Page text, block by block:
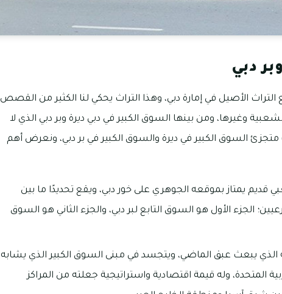
دبي
الأصيل في إمارة دبي، وهذا التراث يحكي لنا الكثير من القصص
وغيرها، ومن بينها السوق الكبير في دبي ديرة وبر دبي الذي لا
متجزئ السوق الكبير في ديرة والسوق الكبير في بر دبي، ونعرض أهم
قديم يمتاز بموقعه الجوهري على خور دبي، ويقع تحديدًا ما بين
الجزء الأول هو السوق التابع لبر دبي، والجزء الثاني هو السوق
الذي يبعث عبق الماضي، ويتجسد في مبنى السوق الكبير الذي يشابه
المتحدة، وله قيمة اقتصادية واستراتيجية جعلته من المراكز